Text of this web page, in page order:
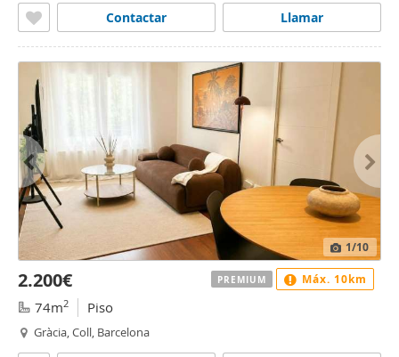
Llamar
Contactar
1/10
2.200€
74m2 Piso
Gràcia, Coll, Barcelona
PREMIUM Máx. 10km